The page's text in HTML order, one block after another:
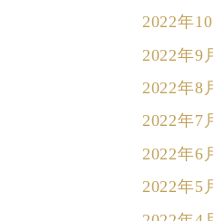
2022年10
2022年9
2022年8
2022年7
2022年6
2022年5